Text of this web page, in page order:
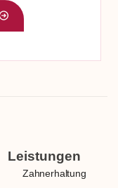
Leistungen
Zahnerhaltung